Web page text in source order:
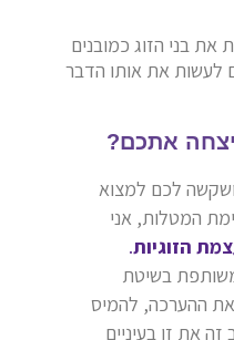
בני הזוג כמובנים
לעשות את אותו הדבר
אתכם?
לכם למצוא
המטלות, אני
הזוגיות.
משותפת בשיטת
את ההערכה, להמיס
את זו בעיניים